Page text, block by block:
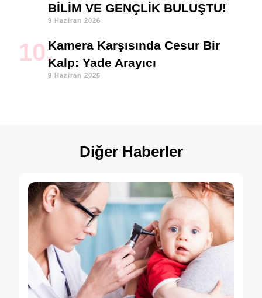
BİLİM VE GENÇLİK BULUŞTU!
9 Haziran 2026
Kamera Karşısında Cesur Bir
Kalp: Yade Arayıcı
9 Haziran 2026
Diğer Haberler